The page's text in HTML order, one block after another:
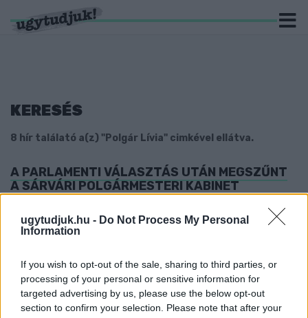
ugytudjuk.hu - Do Not Process My Personal
Information
If you wish to opt-out of the sale, sharing to third parties, or
processing of your personal or sensitive information for
targeted advertising by us, please use the below opt-out
section to confirm your selection. Please note that after your
KERESÉS
8 hír találató a(z) "Polgár Lívia" cimkével ellátva.
A PARLAMENTI VÁLASZTÁS UTÁN MEGSZŰNT
A SÁRVÁRI POLGÁRMESTERI KABINET
Utolsóként, május 15-én Gagyi Levente tette be az ajtót, ezzel
több, mint 800 ezer forinttal csappant meg a havi jövedelme.
VOLNA ÁGH PÉTER WIKIPÉDIA-OLDALÁT, MIRE
VALAKI AZZAL VÉTÓZTA MEG, HOGY
POLITIKAILAG TORZÍTÓ HIVATKOZÁSOK
KERÜLTEK BELE